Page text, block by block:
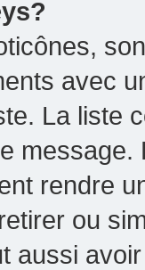
avec
La liste
rendre
ou
aussi